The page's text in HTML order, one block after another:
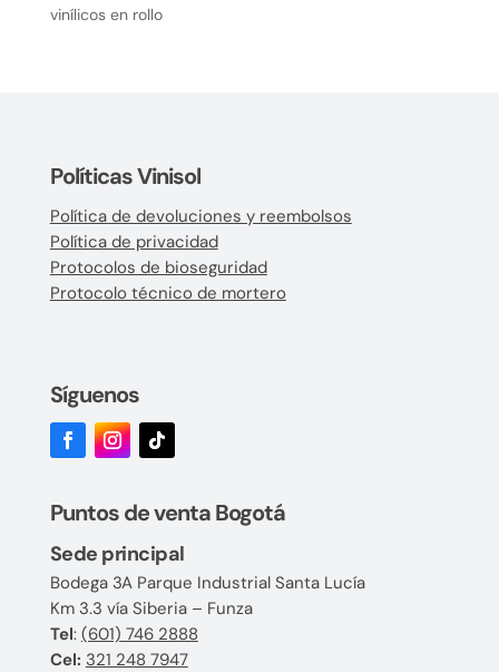
vinílicos en rollo
Políticas Vinisol
Política de devoluciones y reembolsos
Política de privacidad
Protocolos de bioseguridad
Protocolo técnico de mortero
Síguenos
Puntos de venta Bogotá
Sede principal
Bodega 3A Parque Industrial Santa Lucía
Km 3.3 vía Siberia – Funza
Tel: (601) 746 2888
Cel: 321 248 7947